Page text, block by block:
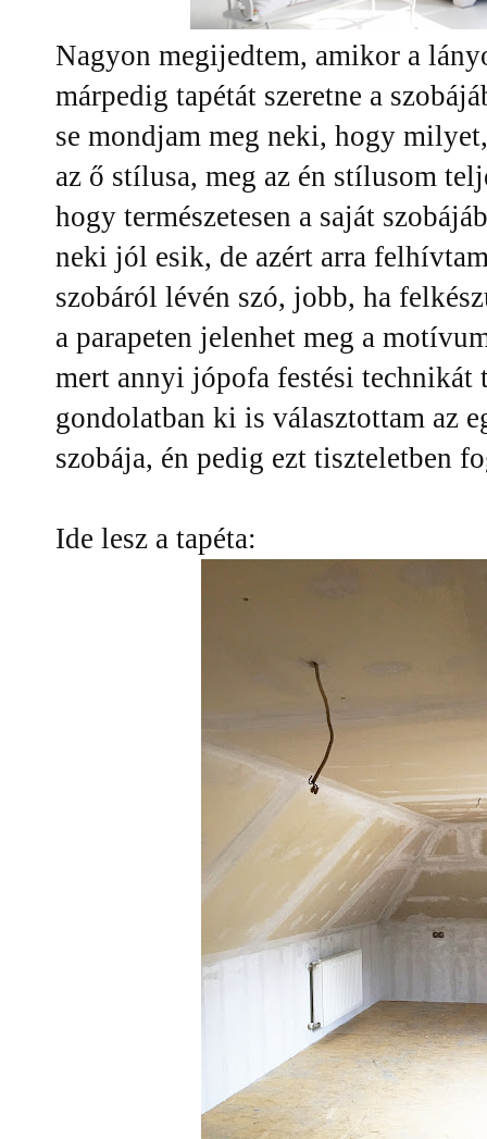
Nagyon megijedtem, amikor a
márpedig tapétát szeretne a
se mondjam meg neki, hogy
az ő stílusa, meg az én stílusom
hogy természetesen a saját
neki jól esik, de azért arra
szobáról lévén szó, jobb, ha
a parapeten jelenhet meg a
mert annyi jópofa festési technikát
gondolatban ki is választottam az
szobája, én pedig ezt tiszteletben
Ide lesz a tapéta: